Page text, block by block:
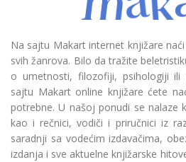
Na sajtu Makart internet knjižare
svih žanrova. Bilo da tražite
o umetnosti, filozofiji, psihologiji ili
sajtu Makart online knjižare ćete
potrebne. U našoj ponudi se nalaze
kao i rečnici, vodiči i priručnici iz
saradnji sa vodećim izdavačima,
izdanja i sve aktuelne knjižarske